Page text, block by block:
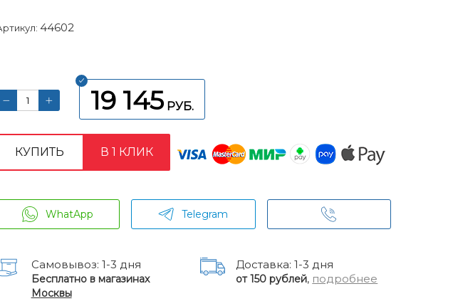
44602
19 145 РУБ.
КУПИТЬ В 1 КЛИК
WhatApp Telegram
Самовывоз: 1-3 дня
Бесплатно в магазинах
Москвы
Доставка: 1-3 дня
от 150 рублей, подробнее